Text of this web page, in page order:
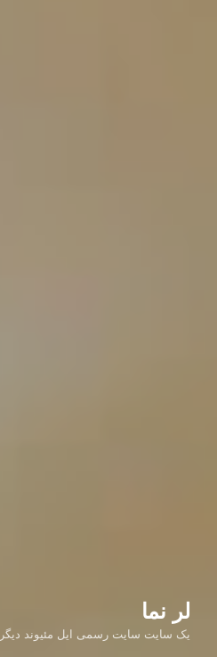
لر نما
یک سایت سایت رسمی ایل مئیوند دیگر